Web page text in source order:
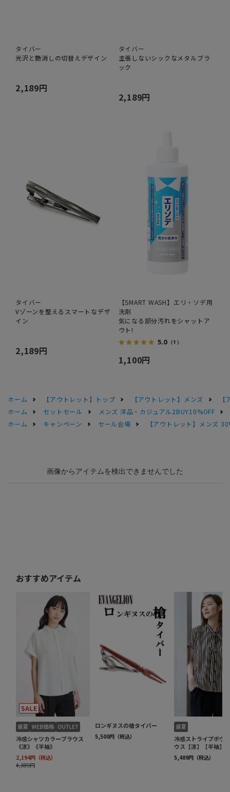
タイバー
光沢と艶消しの切替えデザイン
2,189円
タイバー
主張しないシックなメタルブラ
ック
2,189円
タイバー
Vゾーンを整えるスマートなデザ
イン
2,189円
【SMART WASH】エリ・ソデ用
洗剤
気になる部分汚れをシャットア
ウト!
5.0 （1）
1,100円
ホーム 【アウトレット】トップ 【アウトレット】メンズ
ホーム
セットセール
メンズ 洋品・カジュアル2BUY10%OFF
ホーム
キャンペーン セール会場 【アウトレット】メンズ